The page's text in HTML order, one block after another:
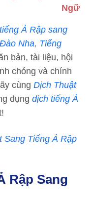
Ngữ
Ả Rập sang
Nha, Tiếng
bản, tài liệu, hội
chóng và chính
cùng Dịch Thuật
dụng dịch tiếng Ả
Sang Tiếng Ả Rập
Rập Sang